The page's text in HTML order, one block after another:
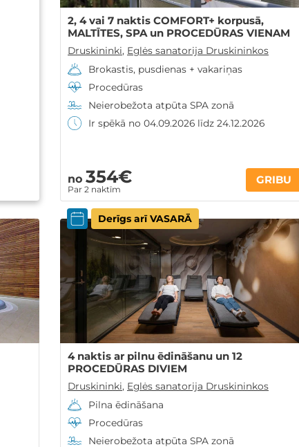
2, 4 vai 7 naktis COMFORT+ korpusā,
MALTĪTES, SPA un PROCEDŪRAS VIENAM
Druskininki, Eglės sanatorija Druskininkos
Brokastis, pusdienas + vakariņas
Procedūras
Neierobežota atpūta SPA zonā
Ir spēkā no 04.09.2026 līdz 24.12.2026
no 354€
Par 2 naktīm
GRIBU
Derīgs arī VASARĀ
4 naktis ar pilnu ēdināšanu un 12
PROCEDŪRAS DIVIEM
Druskininki, Eglės sanatorija Druskininkos
Pilna ēdināšana
Procedūras
Neierobežota atpūta SPA zonā